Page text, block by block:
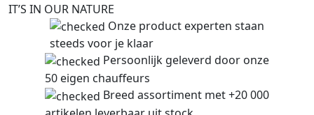
IT’S IN OUR NATURE
Onze product experten staan
steeds voor je klaar
Persoonlijk geleverd door onze
50 eigen chauffeurs
Breed assortiment met +20 000